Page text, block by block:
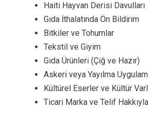
Haiti Hayvan Derisi Davulları
Gıda İthalatında Ön Bildirim
Bitkiler ve Tohumlar
Tekstil ve Giyim
Gıda Ürünleri (Çiğ ve Hazır)
Askeri veya Yayılma
Kültürel Eserler ve Kültür
Ticari Marka ve Telif